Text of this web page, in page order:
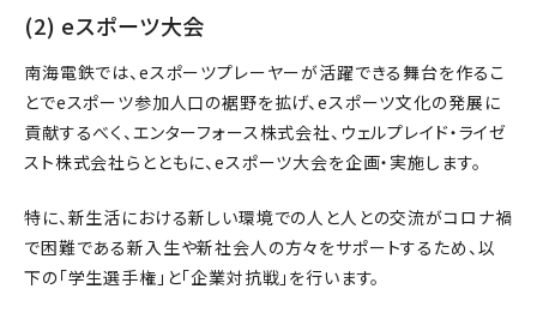
(2) eスポーツ大会
南海電鉄では、eスポーツプレーヤーが活躍できる舞台を作るこ
とでeスポーツ参加人口の裾野を拡げ、eスポーツ文化の発展に
貢献するべく、エンターフォース株式会社、ウェルプレイド・ライゼ
スト株式会社らとともに、eスポーツ大会を企画・実施します。
特に、新生活における新しい環境での人と人との交流がコロナ禍
で困難である新入生や新社会人の方々をサポートするため、以
下の「学生選手権」と「企業対抗戦」を行います。